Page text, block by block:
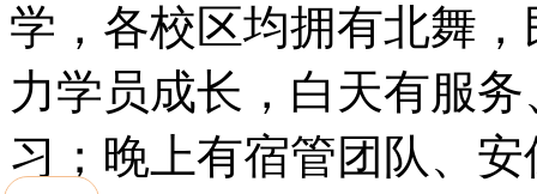
学，各校区均拥有北舞
力学员成长，白天有服
习；晚上有宿管团队、